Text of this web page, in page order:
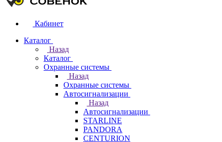
Кабинет
Каталог
Назад
Каталог
Охранные системы
Назад
Охранные системы
Автосигнализации
Назад
Автосигнализации
STARLINE
PANDORA
CENTURION